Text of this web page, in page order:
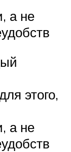
а не
этого,
а не